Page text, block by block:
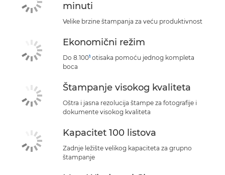
KUPITE MASTILOminuti
Velike brzine štampanja za veću produktivnost
Ekonomični režim
Do 8.1001 otisaka pomoću jednog kompleta
boca
Štampanje visokog kvaliteta
Oštra i jasna rezolucija štampe za fotografije i
dokumente visokog kvaliteta
Kapacitet 100 listova
Zadnje ležište velikog kapaciteta za grupno
štampanje